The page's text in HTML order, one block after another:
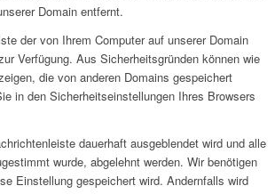
Domain entfernt.
der von Ihrem Computer auf unserer Domain
Verfügung. Aus Sicherheitsgründen können wie
die von anderen Domains gespeichert
in den Sicherheitseinstellungen Ihres Browsers
dauerhaft ausgeblendet wird und alle
wurde, abgelehnt werden. Wir benötigen
Einstellung gespeichert wird. Andernfalls wird